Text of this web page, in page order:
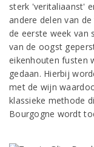
sterk 'veritaliaanst'
andere delen van
de eerste week van
van de oogst
eikenhouten fusten
gedaan. Hierbij
met de wijn
klassieke methode
Bourgogne wordt